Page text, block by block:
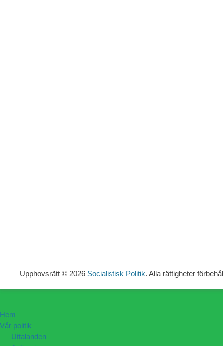
Upphovsrätt © 2026 Socialistisk Politik. Alla rättigheter
Hem
Vår politik
Uttalanden